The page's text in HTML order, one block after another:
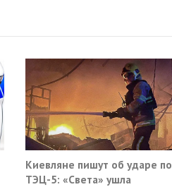
Киевляне пишут об ударе по
ТЭЦ-5: «Света» ушла